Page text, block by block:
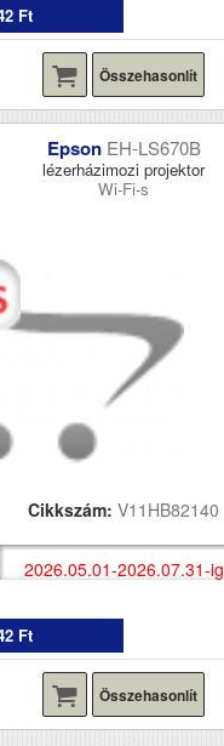
Ft
Összehasonlít
Epson EH-LS670B
lézerházimozi projektor
Wi-Fi-s
Cikkszám: V11HB82140
2026.05.01-2026.07.31-ig
Ft
Összehasonlít